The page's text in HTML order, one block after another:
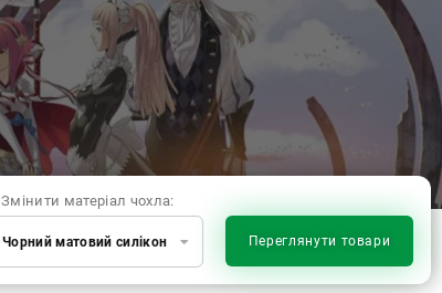
Змінити матеріал чохла:
Чорний матовий силікон Переглянути товари